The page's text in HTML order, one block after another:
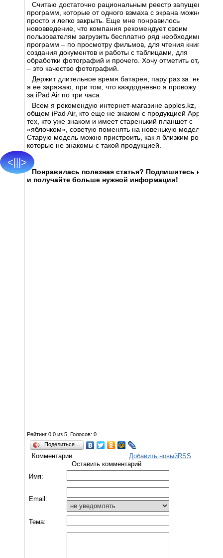
<|||>
Считаю достаточно рациональным реестр запущенных
программ, которые от одного взмаха с экрана можно
просто и легко закрыть. Еще мне понравилось
нововведение, что компания рекомендует своим
пользователям загрузить бесплатно ряд необходимых
программ – по просмотру фильмов, для чтения книг, для
создания документов и работы с таблицами, для
обработки фотографий и прочего. Хочу отметить отдельно
– это качество фотографий.
Держит длительное время батарея, пару раз за неделю
я ее заряжаю, при том, что каждодневно я провожу время
за iPad Air по три часа.
Всем я рекомендую интернет-магазине apples.kz, в
общем iPad Air, кто еще не знаком с продукцией Apple. Для
тех, кто уже знаком и имеет старенький планшет с
«яблочком», советую поменять на новенькую модель.
Старую модель можно пристроить, как я близким родным,
которые не знакомы с такой продукцией.
Понравилась полезная статья? Подпишитесь на
и получайте больше нужной информации!
Рейтинг 0.0 из 5 . Голосов: 0
Поделиться…
Комментарии Добавить новыйRSS
Оставить комментарий
Имя:
Email:
Тема: